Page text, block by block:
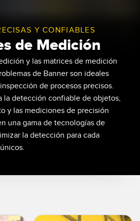
Láser
Óptica
or Pallet Pickup
Equipment Effectiveness
Mantenimiento Predictivo y
Y CONFIABLES
de Medición
y las matrices de medición
de Banner son ideales
de procesos precisos.
la detección confiable de objetos,
y las mediciones de precisión
una gama de tecnologías de
la detección para cada